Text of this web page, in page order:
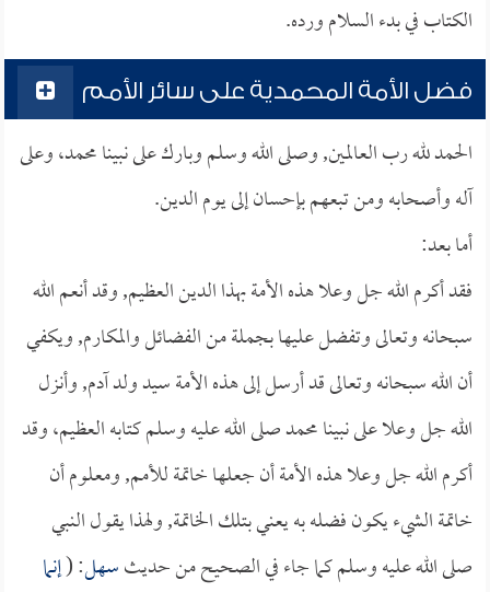
الكتاب في بدء السلام ورده.
فضل الأمة المحمدية على سائر الأمم
الحمد لله رب العالمين, وصلى الله وسلم وبارك على نبينا محمد، وعلى
آله وأصحابه ومن تبعهم بإحسان إلى يوم الدين.
أما بعد:
فقد أكرم الله جل وعلا هذه الأمة بهذا الدين العظيم, وقد أنعم الله
سبحانه وتعالى وتفضل عليها بجملة من الفضائل والمكارم, ويكفي
أن الله سبحانه وتعالى قد أرسل إلى هذه الأمة سيد ولد آدم, وأنزل
الله جل وعلا على نبينا محمد صلى الله عليه وسلم كتابه العظيم، وقد
أكرم الله جل وعلا هذه الأمة أن جعلها خاتمة للأمم, ومعلوم أن
خاتمة الشيء يكون فضله به يعني بتلك الخاتمة, ولهذا يقول النبي
صلى الله عليه وسلم كما جاء في الصحيح من حديثسهل: (إنما